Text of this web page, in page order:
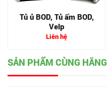
Tủ ủ BOD, Tủ ấm BOD,
Velp
Liên hệ
SẢN PHẨM CÙNG HÃNG